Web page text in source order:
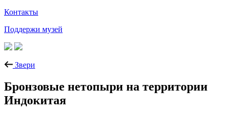
Контакты
Поддержи музей
Звери
Бронзовые нетопыри на территории
Индокитая